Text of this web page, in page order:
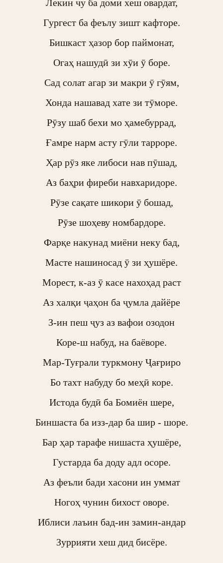
Лекин чу ба доми хеш овардат,
Гургест ба феълу зишт кафторе.
Бишкаст ҳазор бор паймонат,
Огаҳ нашудӣ зи хӯи ӯ боре.
Сад солат агар зи макри ӯ гӯям,
Хонда нашавад хате зи тӯморе.
Рӯзу шаб бехи мо ҳамебуррад,
Ғамре нарм асту гӯли тарроре.
Ҳар рӯз яке либоси нав пӯшад,
Аз баҳри фиреби навхаридоре.
Рӯзе сақате шикори ӯ бошад,
Рӯзе шоҳеву номбардоре.
Фарқе накунад миёни неку бад,
Масте нашиносад ӯ зи ҳушёре.
Морест, к-аз ӯ касе нахоҳад раст
Аз халқи ҷаҳон ба ҷумла дайёре
З-ин пеш ҷуз аз вафои озодон
Коре-ш набуд, на баёворе.
Мар-Туғрали туркмону Ҷағриро
Бо тахт набуду бо меҳӣ коре.
Истода будӣ ба Бомиён шере,
Биншаста ба изз-дар ба шир - шоре.
Бар ҳар тарафе нишаста ҳушёре,
Густарда ба доду адл осоре.
Аз феъли бади хасони ин уммат
Ногоҳ чунин бихост оворе.
Иблиси лаъин бад-ин замин-андар
Зуррияти хеш дид бисёре.